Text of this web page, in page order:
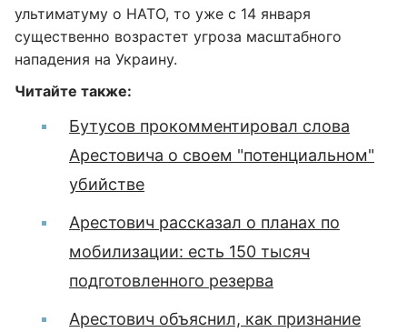
ультиматуму о НАТО, то уже с 14 января
существенно возрастет угроза масштабного
нападения на Украину.
Читайте также:
Бутусов прокомментировал слова
Арестовича о своем "потенциальном"
убийстве
Арестович рассказал о планах по
мобилизации: есть 150 тысяч
подготовленного резерва
Арестович объяснил, как признание